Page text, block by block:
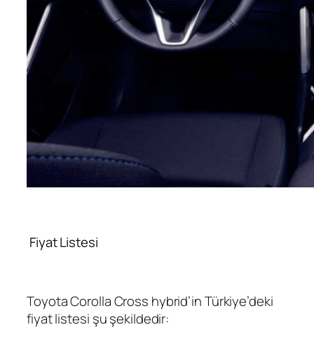
Fiyat Listesi
Toyota Corolla Cross hybrid’in Türkiye’deki
fiyat listesi şu şekildedir: